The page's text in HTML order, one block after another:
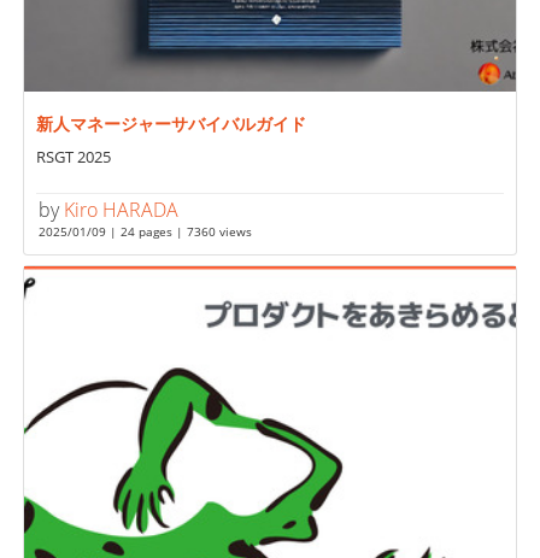
新人マネージャーサバイバルガイド
RSGT 2025
byKiro HARADA
2025/01/09 | 24 pages | 7360 views